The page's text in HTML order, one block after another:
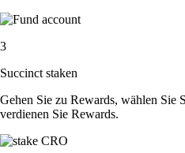
3
Succinct staken
Gehen Sie zu Rewards, wählen Sie
verdienen Sie Rewards.